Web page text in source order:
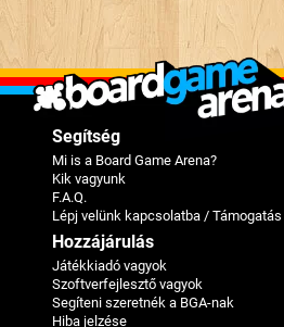
Segítség
Mi is a Board Game Arena?
Kik vagyunk
F.A.Q.
Lépj velünk kapcsolatba / Támogatás
Hozzájárulás
Játékkiadó vagyok
Szoftverfejlesztő vagyok
Segíteni szeretnék a BGA-nak
Hiba jelzése